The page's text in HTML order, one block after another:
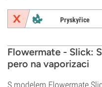
Pryskyřice
Flowermate - Slick:
pero na vaporizaci
S modelem Flowermate